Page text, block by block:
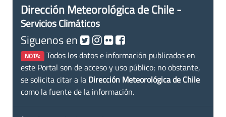
Dirección Meteorológica de Chile -
Servicios Climáticos
Siguenos en
NOTA: Todos los datos e información publicados en
este Portal son de acceso y uso público; no obstante,
se solicita citar a la Dirección Meteorológica de Chile
como la fuente de la información.